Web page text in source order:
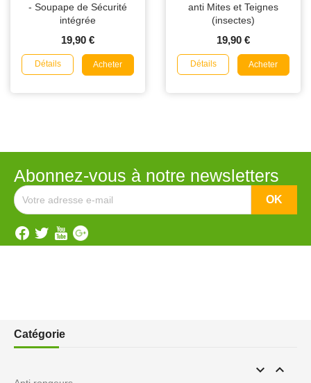
- Soupape de Sécurité
intégrée
19,90 €
Détails Acheter
anti Mites et Teignes
(insectes)
19,90 €
Détails Acheter
Abonnez-vous à notre newsletters
Catégorie
 